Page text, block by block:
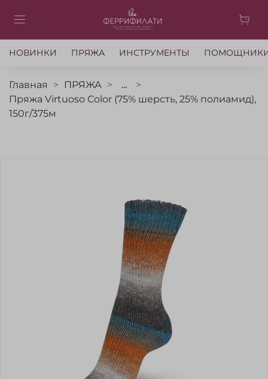
НОВИНКИ ПРЯЖА ИНСТРУМЕНТЫ
Главная ПРЯЖА
...
Пряжа Virtuoso Color (75% шерсть, 25% полиамид),
150г/375м